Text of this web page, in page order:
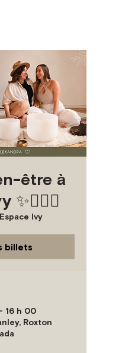
être à
✨🧘🏽‍♀️
Espace Ivy
billets
16 h 00
Roxton